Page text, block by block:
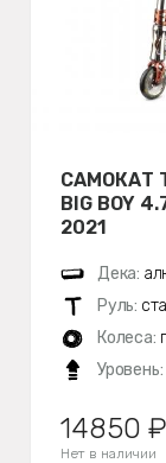
САМОКАТ
BIG BOY
2021
Дека:
Руль:
Колеса:
Уровень:
14850 ₽
Нет в наличии